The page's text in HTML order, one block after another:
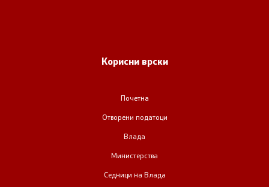
Корисни врски
Почетна
Отворени податоци
Влада
Министерства
Седници на Влада